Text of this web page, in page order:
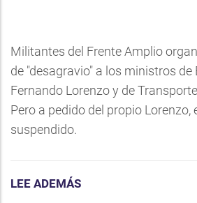
Militantes del Frente Amplio
de "desagravio" a los ministros de
Fernando Lorenzo y de
Pero a pedido del propio Lorenzo,
suspendido.
LEE ADEMÁS